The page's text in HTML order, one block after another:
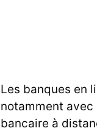
Les banques en
notamment avec
bancaire à